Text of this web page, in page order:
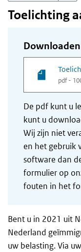
Toelichting
Downloaden
pdf -
De pdf kunt u
kunt u
Wij zijn niet
en het gebruik
software dan
formulier op
fouten in het
Bent u in 2021 uit
Nederland
uw belasting. Via